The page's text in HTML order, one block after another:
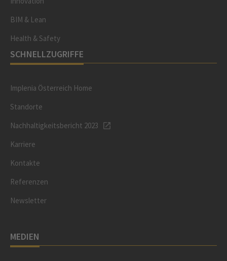
BIM & Lean
Health & Safety
SCHNELLZUGRIFFE
Implenia Österreich Home
Standorte
Nachhaltigkeitsbericht 2023
Karriere
Kontakte
Referenzen
Newsletter
MEDIEN